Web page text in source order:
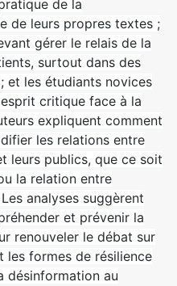
de la
de leurs propres textes ;
gérer le relais de la
surtout dans des
et les étudiants novices
critique face à la
expliquent comment
les relations entre
leurs publics, que ce soit
la relation entre
analyses suggèrent
et prévenir la
renouveler le débat sur
les formes de résilience
désinformation au